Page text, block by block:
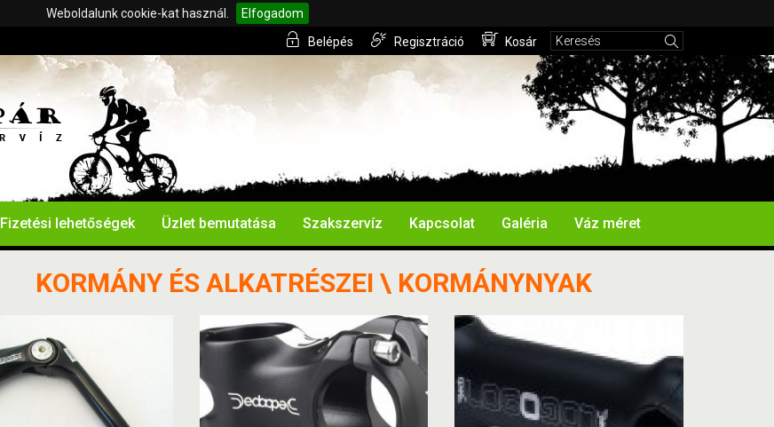
Weboldalunk cookie-kat használ.
Elfogadom
Belépés Regisztráció Kosár
Fizetési lehetőségek Üzlet bemutatása Szakszervíz Kapcsolat Galéria Váz méret
KORMÁNY ÉS ALKATRÉSZEI \ KORMÁNYNYAK